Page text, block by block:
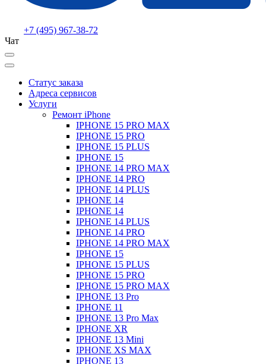
+7 (495) 967-38-72
Чат
Статус заказа
Адреса сервисов
Услуги
Ремонт iPhone
IPHONE 15 PRO MAX
IPHONE 15 PRO
IPHONE 15 PLUS
IPHONE 15
IPHONE 14 PRO MAX
IPHONE 14 PRO
IPHONE 14 PLUS
IPHONE 14
IPHONE 14
IPHONE 14 PLUS
IPHONE 14 PRO
IPHONE 14 PRO MAX
IPHONE 15
IPHONE 15 PLUS
IPHONE 15 PRO
IPHONE 15 PRO MAX
IPHONE 13 Pro
IPHONE 11
IPHONE 13 Pro Max
IPHONE XR
IPHONE 13 Mini
IPHONE XS MAX
IPHONE 13